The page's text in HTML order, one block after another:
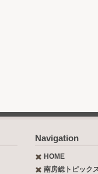
Navigation
HOME
南房総トピック